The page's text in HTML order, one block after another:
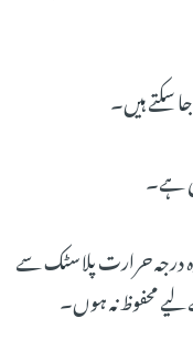
سکتے ہیں۔
ہے۔
درجہ حرارت پلاسٹک سے
محفوظ نہ ہوں۔